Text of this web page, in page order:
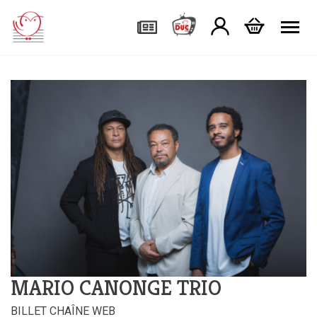
MARIO CANONGE TRIO
BILLET CHAÎNE WEB